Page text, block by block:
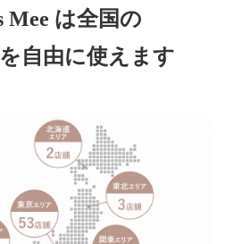
Mee は全国の
自由に使えます